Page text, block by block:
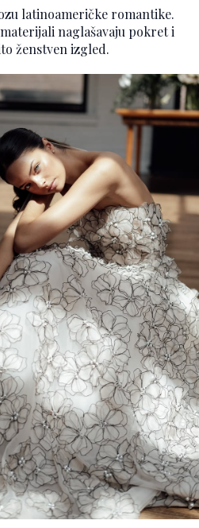
latinoameričke romantike.
naglašavaju pokret i
ženstven izgled.